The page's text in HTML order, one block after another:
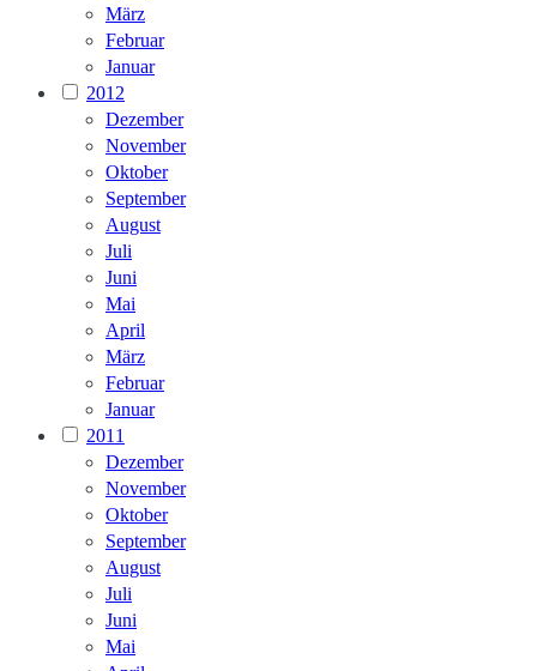
März
Februar
Januar
2012
Dezember
November
Oktober
September
August
Juli
Juni
Mai
April
März
Februar
Januar
2011
Dezember
November
Oktober
September
August
Juli
Juni
Mai